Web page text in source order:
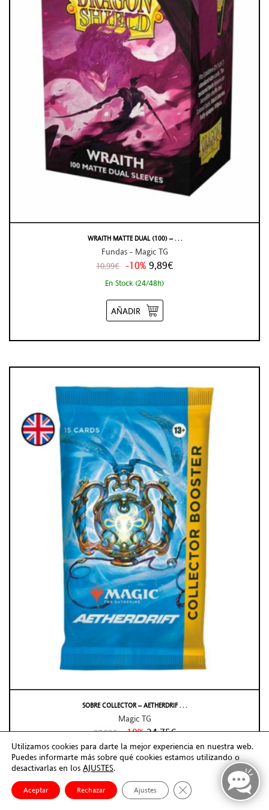
WRAITH MATTE DUAL (100) – . . .
Fundas - Magic TG
10,99€ -10% 9,89€
En Stock (24/48h)
AÑADIR
SOBRE COLLECTOR – AETHERDRIF . . .
Magic TG
27,50€ -10%24,75€
En Stock (24/48h)
AÑADIR
Utilizamos cookies para darte la mejor experiencia en nuestra web.
Puedes informarte más sobre qué cookies estamos utilizando o
desactivarlas en los AJUSTES.
Aceptar Rechazar Ajustes Cerrar el banner de